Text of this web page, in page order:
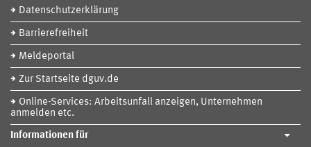
Datenschutzerklärung
Barrierefreiheit
Meldeportal
Zur Startseite dguv.de
Online-Services: Arbeitsunfall anzeigen, Unternehmen
anmelden etc.
Informationen für